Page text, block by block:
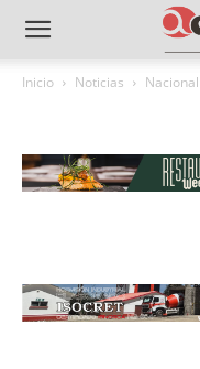
Inicio Noticias Nacional